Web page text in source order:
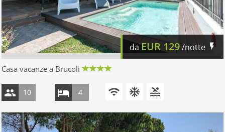
daEUR 129/notte
Casa vacanze a Brucoli
10 4